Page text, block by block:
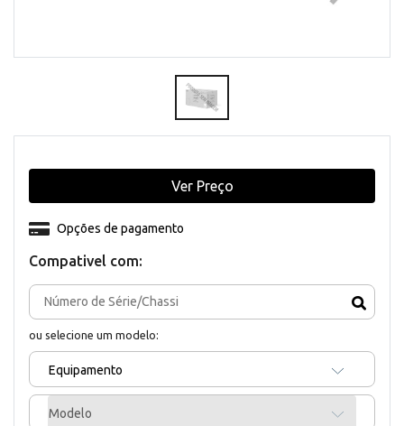
Compativel com:
ou selecione um modelo:
Equipamento
Modelo
Opções de pagamento
Ver Preço